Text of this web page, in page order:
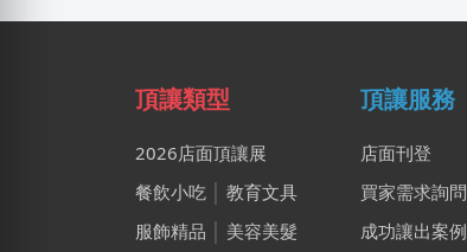
頂讓類型
2026店面頂讓展
餐飲小吃
教育文具
服飾精品
美容美髮
頂讓服務
店面刊登
買家需求詢問
成功讓出案例